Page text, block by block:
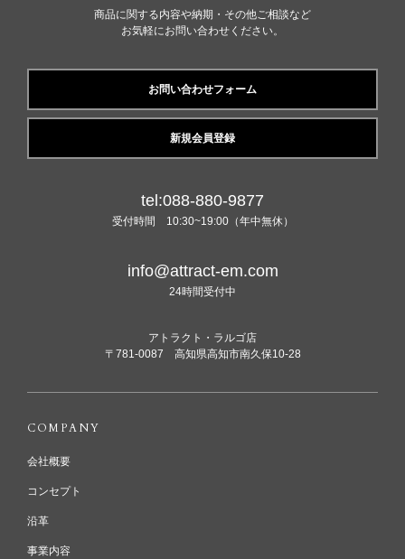
商品に関する内容や納期・その他ご相談など
お気軽にお問い合わせください。
お問い合わせフォーム
新規会員登録
tel:088-880-9877
受付時間 10:30~19:00（年中無休）
info@attract-em.com
24時間受付中
アトラクト・ラルゴ店
〒781-0087 高知県高知市南久保10-28
COMPANY
会社概要
コンセプト
沿革
事業内容